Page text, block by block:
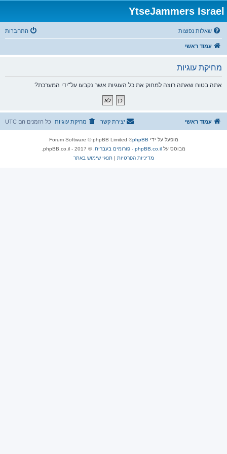
YtseJammers Israel
שאלות נפוצות התחברות
עמוד ראשי
מחיקת עוגיות
אתה בטוח שאתה רוצה למחוק את כל העוגיות אשר נקבעו על־ידי המערכת?
עמוד ראשי כל הזמנים הם UTC מחיקת עוגיות יצירת קשר
מופעל על ידי phpBB
® Forum Software © phpBB Limited
מבוסס על phpBB.co.il - פורומים בעברית
. © 2017 - phpBB.co.il.
מדיניות הפרטיות |תנאי שימוש באתר